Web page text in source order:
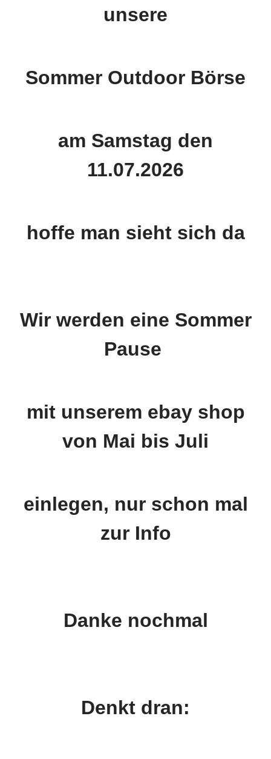
unsere
Sommer Outdoor Börse
am Samstag den
11.07.2026
hoffe man sieht sich da
Wir werden eine Sommer
Pause
mit unserem ebay shop
von Mai bis Juli
einlegen, nur schon mal
zur Info
Danke nochmal
Denkt dran: